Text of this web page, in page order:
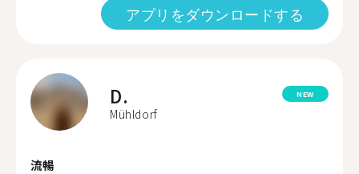
アプリをダウンロードする
D.
Mühldorf
NEW
流暢